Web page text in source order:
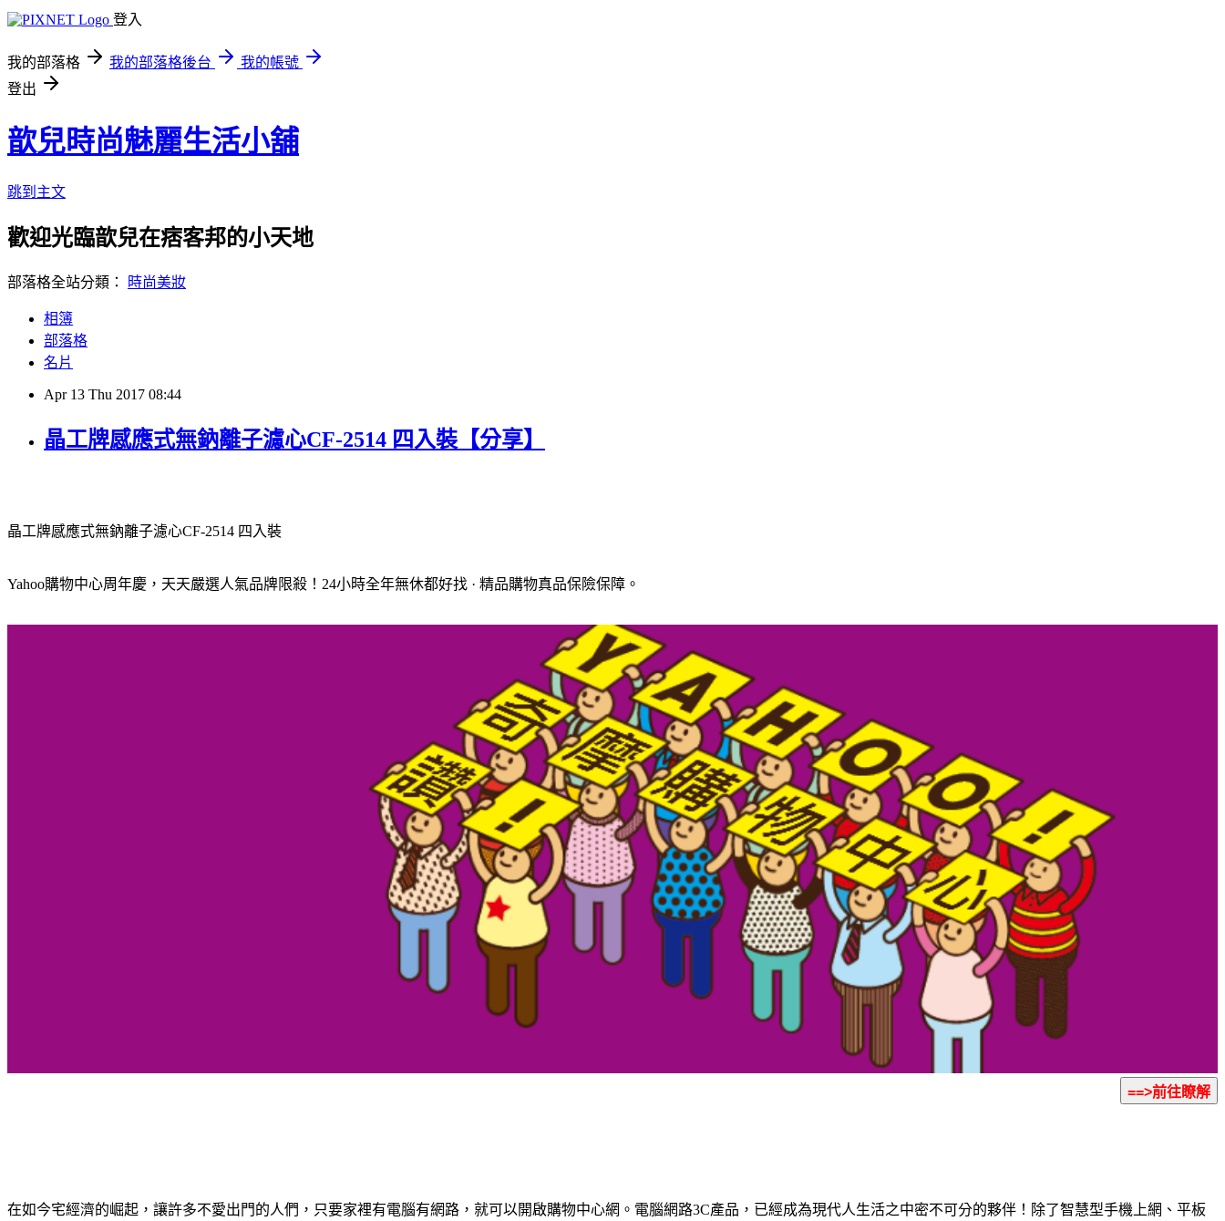
登入
我的部落格 我的部落格後台
我的帳號
登出
歆兒時尚魅麗生活小舖
跳到主文
歡迎光臨歆兒在痞客邦的小天地
部落格全站分類： 時尚美妝
相簿
部落格
名片
Apr 13 Thu 2017 08:44
晶工牌感應式無鈉離子濾心CF-2514 四入裝【分享】
晶工牌感應式無鈉離子濾心CF-2514 四入裝
Yahoo購物中心周年慶，天天嚴選人氣品牌限殺！24小時全年無休都好找 · 精品購物真品保險保障。
在如今宅經濟的崛起，讓許多不愛出門的人們，只要家裡有電腦有網路，就可以開啟購物中心網。電腦網路3C產品，已經成為現代人生活之中密不可分的夥伴！除了智慧型手機上網、平板